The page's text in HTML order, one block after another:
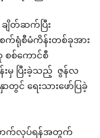
ျိတ်ဆက်ပြီး
စက်ရုံစီမံကိန်းတစ်ခုအား
စ်ကောင်စီ
းမှ ပြီးခဲ့သည့် ဇွန်လ
င် ရေးသားဖော်ပြခဲ့
ာက်လုပ်ရန်အတွက်